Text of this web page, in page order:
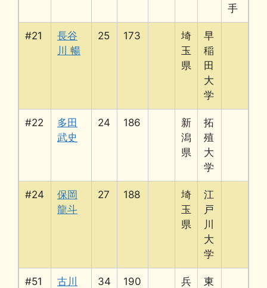
手
#21
長谷
川 暢
25 173
埼
玉
県
早
稲
田
大
学
#22
多田
武史
24 186
新
潟
県
拓
殖
大
学
#24
保岡
龍斗
27 188
埼
玉
県
江
戸
川
大
学
#51
古川
34 190
兵
東